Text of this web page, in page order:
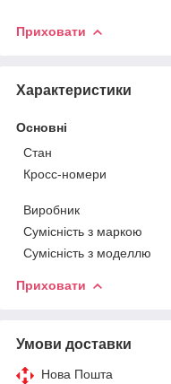
Приховати
Характеристики
Основні
Стан
Кросс-номери
Виробник
Сумісність з маркою
Сумісність з моделлю
Приховати
Умови доставки
Нова Пошта